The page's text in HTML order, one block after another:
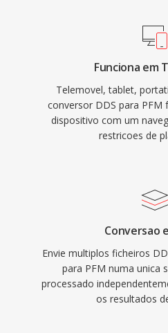
Funciona em
Telemovel, tablet,
conversor DDS para PFM
dispositivo com um
restricoes de
Conversao
Envie multiplos ficheiros
para PFM numa unica
processado
os resultados